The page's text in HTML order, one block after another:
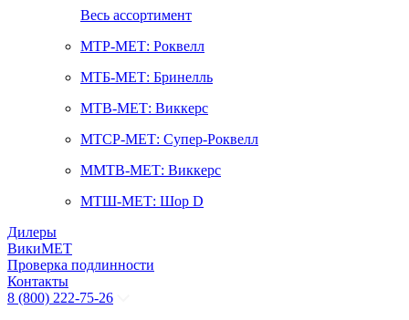
Весь ассортимент
МТР-МЕТ: Роквелл
МТБ-МЕТ: Бринелль
МТВ-МЕТ: Виккерс
МТСР-МЕТ: Супер-Роквелл
ММТВ-МЕТ: Виккерс
МТШ-МЕТ: Шор D
Дилеры
ВикиМЕТ
Проверка подлинности
Контакты
8 (800) 222-75-26